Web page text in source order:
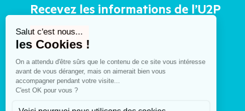
Recevez les informations de l’U2P
S'ABONNER